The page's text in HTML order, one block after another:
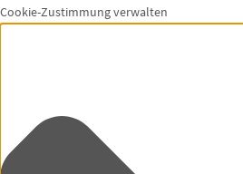
Cookie-Zustimmung verwalten